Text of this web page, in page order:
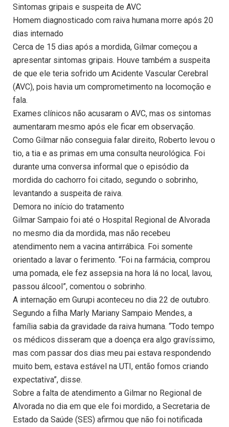
Sintomas gripais e suspeita de AVC
Homem diagnosticado com raiva humana morre após 20
dias internado
Cerca de 15 dias após a mordida, Gilmar começou a
apresentar sintomas gripais. Houve também a suspeita
de que ele teria sofrido um Acidente Vascular Cerebral
(AVC), pois havia um comprometimento na locomoção e
fala.
Exames clínicos não acusaram o AVC, mas os sintomas
aumentaram mesmo após ele ficar em observação.
Como Gilmar não conseguia falar direito, Roberto levou o
tio, a tia e as primas em uma consulta neurológica. Foi
durante uma conversa informal que o episódio da
mordida do cachorro foi citado, segundo o sobrinho,
levantando a suspeita de raiva.
Demora no início do tratamento
Gilmar Sampaio foi até o Hospital Regional de Alvorada
no mesmo dia da mordida, mas não recebeu
atendimento nem a vacina antirrábica. Foi somente
orientado a lavar o ferimento. “Foi na farmácia, comprou
uma pomada, ele fez assepsia na hora lá no local, lavou,
passou álcool”, comentou o sobrinho.
A internação em Gurupi aconteceu no dia 22 de outubro.
Segundo a filha Marly Mariany Sampaio Mendes, a
família sabia da gravidade da raiva humana. “Todo tempo
os médicos disseram que a doença era algo gravíssimo,
mas com passar dos dias meu pai estava respondendo
muito bem, estava estável na UTI, então fomos criando
expectativa”, disse.
Sobre a falta de atendimento a Gilmar no Regional de
Alvorada no dia em que ele foi mordido, a Secretaria de
Estado da Saúde (SES) afirmou que não foi notificada